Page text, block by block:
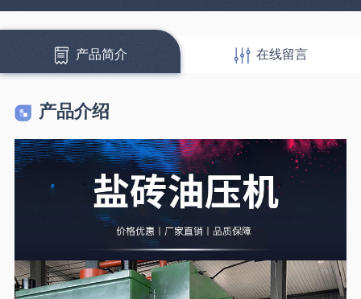
产品简介 在线留言
产品介绍